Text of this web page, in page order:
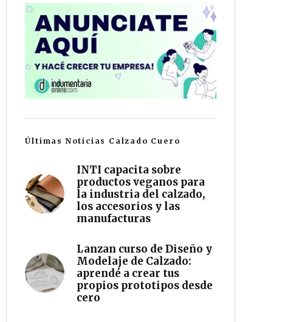
Últimas Noticias Calzado Cuero
INTI capacita sobre
productos veganos para
la industria del calzado,
los accesorios y las
manufacturas
Lanzan curso de Diseño y
Modelaje de Calzado:
aprendé a crear tus
propios prototipos desde
cero